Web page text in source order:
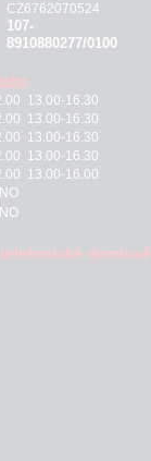
CZ6762070524
107-
8910880277/0100
13.00-16.30
13.00-16.30
13.00-16.30
13.00-16.30
13.00-16.00
domluvě